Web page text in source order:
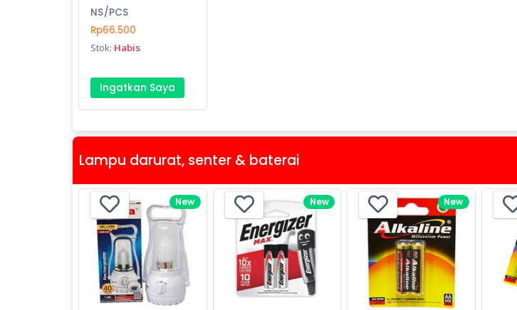
NS/PCS
Rp66.500
Stok: Habis
Ingatkan Saya
Lampu darurat, senter & baterai
New New New